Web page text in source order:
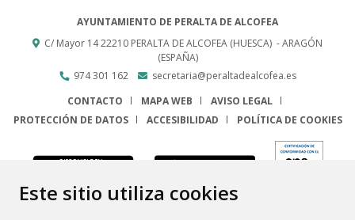
Este sitio utiliza cookies
AYUNTAMIENTO DE PERALTA DE ALCOFEA
C/ Mayor 1422210 PERALTA DE ALCOFEA (HUESCA) - ARAGÓN
(ESPAÑA)
974 301 162
secretaria@peraltadealcofea.es
CONTACTO
MAPA WEB
AVISO LEGAL
PROTECCIÓN DE DATOS
ACCESIBILIDAD POLÍTICA DE COOKIES